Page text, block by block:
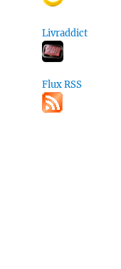
Livraddict
Flux RSS